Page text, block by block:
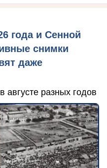
года и Сенной
снимки
даже
августе разных годов